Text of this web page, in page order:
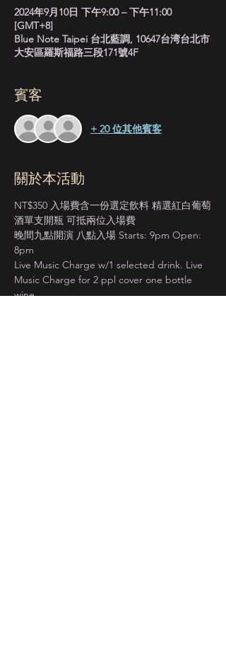
2024年9月10日 下午9:00 – 下午11:00
[GMT+8]
Blue Note Taipei 台北藍調, 10647台湾台北市
大安區羅斯福路三段171號4F
賓客
+ 20 位其他賓客
關於本活動
NT$350 入場費含一份選定飲料 精選紅白葡萄
酒單支開瓶 可抵兩位入場費
晚間九點開演 八點入場 Starts: 9pm Open:
8pm
Live Music Charge w/1 selected drink. Live
Music Charge for 2 ppl cover one bottle
wine.